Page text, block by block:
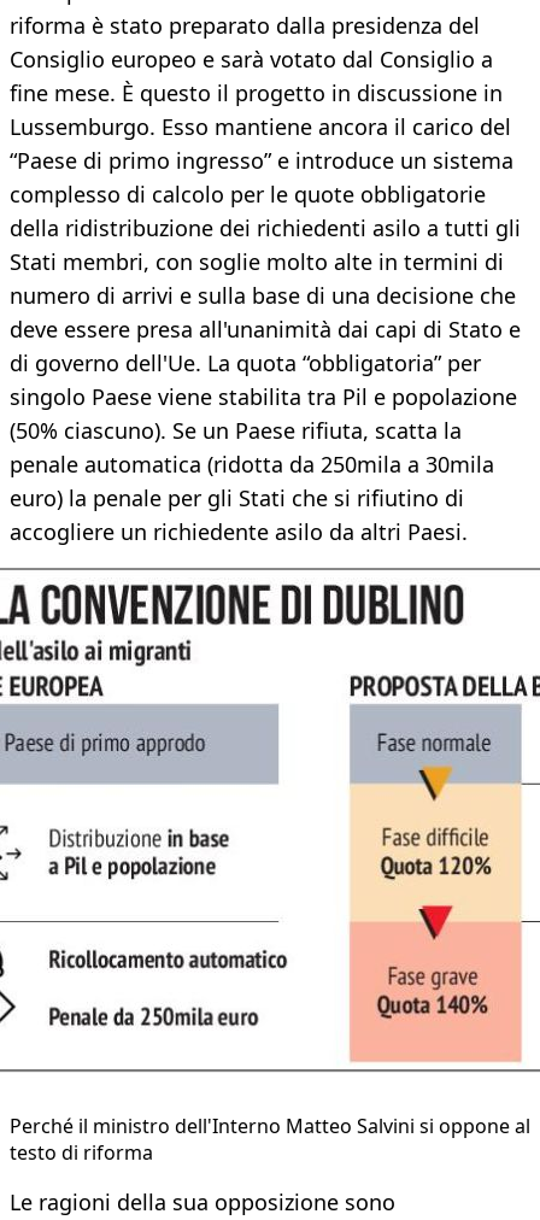
riforma è stato preparato dalla presidenza del
Consiglio europeo e sarà votato dal Consiglio a
fine mese. È questo il progetto in discussione in
Lussemburgo. Esso mantiene ancora il carico del
“Paese di primo ingresso” e introduce un sistema
complesso di calcolo per le quote obbligatorie
della ridistribuzione dei richiedenti asilo a tutti gli
Stati membri, con soglie molto alte in termini di
numero di arrivi e sulla base di una decisione che
deve essere presa all'unanimità dai capi di Stato e
di governo dell'Ue. La quota “obbligatoria” per
singolo Paese viene stabilita tra Pil e popolazione
(50% ciascuno). Se un Paese rifiuta, scatta la
penale automatica (ridotta da 250mila a 30mila
euro) la penale per gli Stati che si rifiutino di
accogliere un richiedente asilo da altri Paesi.
Perché il ministro dell'Interno Matteo Salvini si oppone al
testo di riforma
Le ragioni della sua opposizione sono